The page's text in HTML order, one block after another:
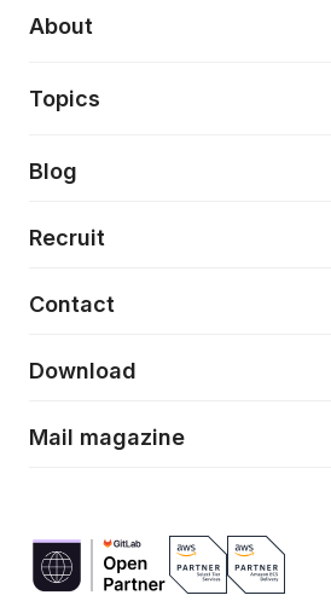
AI駆動開発支援
モダナイゼーション
特徴量エンジニアリングと生成AI
デザインシステム構築支援
フロントエンド開発
About
About
当社が目指しているもの
Topics
Press release
News
Event/Seminer
Blog
Recruit
Contact
Download
Mail magazine